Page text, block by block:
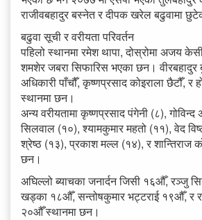
राजीवबहादुर बस्नेत र दीपक खरेल बढुवामा
बढुवा सूची र वरीयता परिवर्तन
पहिलो स्थानमा रमेश थापा, दोस्रोमा अजय
शमशेर जबरा सिफारिस भएका छन। वीरबहादुर
अधिकारी पाँचौँ, कृष्णप्रसाद कोइराला छैटौँ, र
स्थानमा छन।
अन्य वरीयतामा कृष्णप्रसाद पंगेनी (८), गोविन्द
सिलवाल (१०), श्यामकुमार महतो (११), वेद
श्रेष्ठ (१३), प्रकाश मल्ल (१४), र शान्तिराज
छन।
अघिल्लो ब्याचका जनार्दन जिसी १६औँ, रञ्जु
खड्का १८औँ, सन्तोषकुमार भट्टराई १९औँ, र
२०औँ स्थानमा छन।